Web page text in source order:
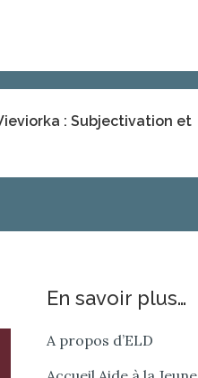
: Subjectivation et
En savoir plus…
A propos d’ELD